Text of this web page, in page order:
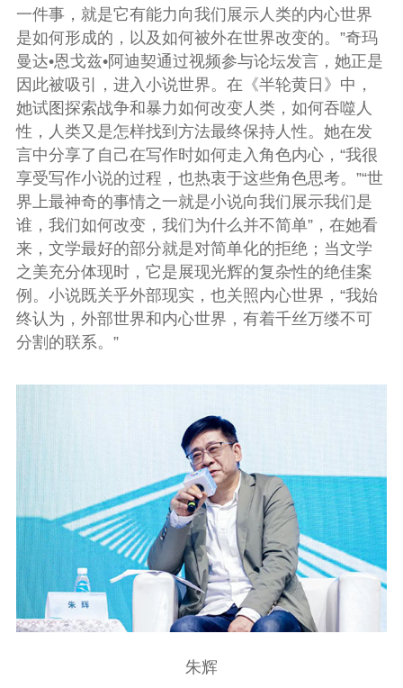
一件事，就是它有能力向我们展示人类的内心世界
是如何形成的，以及如何被外在世界改变的。”奇玛
曼达•恩戈兹•阿迪契通过视频参与论坛发言，她正是
因此被吸引，进入小说世界。在《半轮黄日》中，
她试图探索战争和暴力如何改变人类，如何吞噬人
性，人类又是怎样找到方法最终保持人性。她在发
言中分享了自己在写作时如何走入角色内心，“我很
享受写作小说的过程，也热衷于这些角色思考。”“世
界上最神奇的事情之一就是小说向我们展示我们是
谁，我们如何改变，我们为什么并不简单”，在她看
来，文学最好的部分就是对简单化的拒绝；当文学
之美充分体现时，它是展现光辉的复杂性的绝佳案
例。小说既关乎外部现实，也关照内心世界，“我始
终认为，外部世界和内心世界，有着千丝万缕不可
分割的联系。”
朱辉